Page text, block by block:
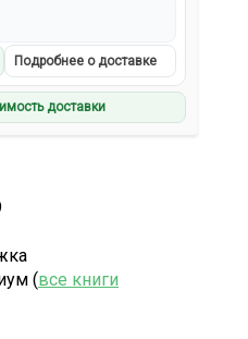
Подробнее о доставке
доставки
(все книги